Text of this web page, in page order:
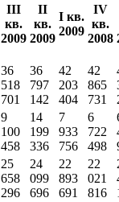
III
кв.
2009
II
кв.
2009
I кв.
2009
IV
кв.
2008
36
518
701
36
797
142
42
203
404
42
865
731
9
100
458
14
199
336
7
933
756
6
722
498
25
658
296
24
099
696
22
893
691
22
021
816